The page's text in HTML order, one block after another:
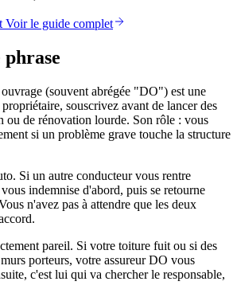
Voir le guide complet
(souvent abrégée "DO") est une
souscrivez avant de lancer des
ou de rénovation lourde. Son rôle : vous
si un problème grave touche la structure
Si un autre conducteur vous rentre
indemnise d'abord, puis se retourne
n'avez pas à attendre que les deux
pareil. Si votre toiture fuit ou si des
porteurs, votre assureur DO vous
c'est lui qui va chercher le responsable,